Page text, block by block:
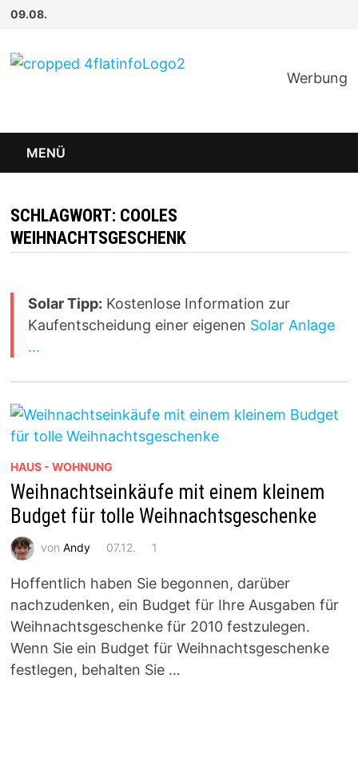
Zum
springen
09.08.
Werbung
MENÜ
SCHLAGWORT: COOLES
WEIHNACHTSGESCHENK
Solar Tipp: Kostenlose Information zur
Kaufentscheidung einer eigenen Solar Anlage
...
HAUS - WOHNUNG
Weihnachtseinkäufe mit einem kleinem
Budget für tolle Weihnachtsgeschenke
von Andy 07.12. 1
Hoffentlich haben Sie begonnen, darüber
nachzudenken, ein Budget für Ihre Ausgaben für
Weihnachtsgeschenke für 2010 festzulegen.
Wenn Sie ein Budget für Weihnachtsgeschenke
festlegen, behalten Sie …